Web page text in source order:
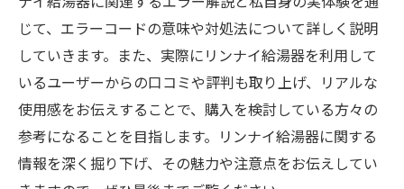
じて、エラーコードの意味や対処法について詳しく説明
していきます。また、実際にリンナイ給湯器を利用して
いるユーザーからの口コミや評判も取り上げ、リアルな
使用感をお伝えすることで、購入を検討している方々の
参考になることを目指します。リンナイ給湯器に関する
情報を深く掘り下げ、その魅力や注意点をお伝えしてい